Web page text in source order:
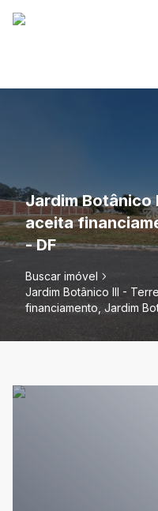
Jardim Botânico
aceita
- DF
Buscar imóvel
Jardim Botânico III -
financiamento, Jardim